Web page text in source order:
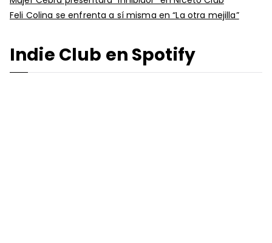
Feli Colina se enfrenta a sí misma en “La otra mejilla”
Indie Club en Spotify